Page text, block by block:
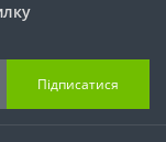
Підписатися